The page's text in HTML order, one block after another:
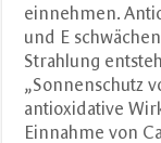
einnehmen.
und E
Strahlung
„Sonnenschutz
antioxidative
Einnahme von